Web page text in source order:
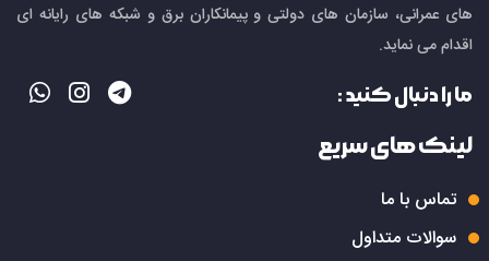
های عمرانی، سازمان های دولتی و پیمانکاران برق و شبکه های رایانه ای
اقدام می نماید.
ما را دنبال کنید :
لینک های سریع
تماس با ما
سوالات متداول